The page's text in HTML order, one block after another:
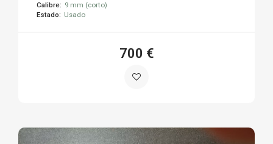
Calibre: 9 mm (corto)
Estado: Usado
700 €